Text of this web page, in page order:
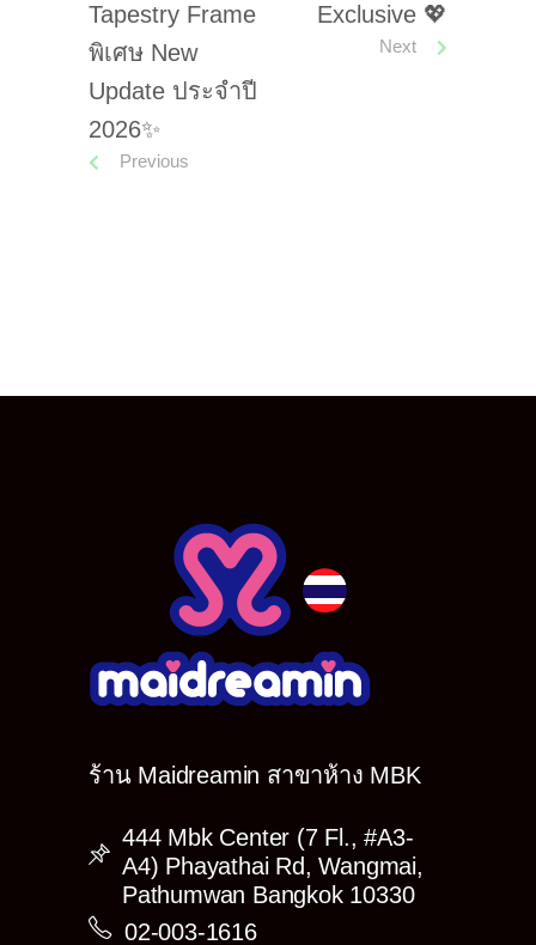
Tapestry Frame
พิเศษ New
Update ประจำปี
2026✨
Previous
Exclusive 💖
Next
ร้าน Maidreamin สาขาห้าง MBK
444 Mbk Center (7 Fl., #A3-
A4) Phayathai Rd, Wangmai,
Pathumwan Bangkok 10330
02-003-1616